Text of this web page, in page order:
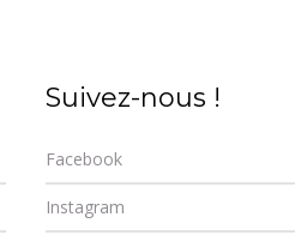
Suivez-nous !
Facebook
Instagram